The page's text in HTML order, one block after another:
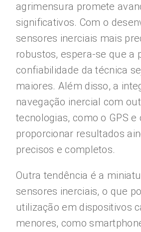
agrimensura promete
significativos. Com o
sensores inerciais mais
robustos, espera-se que a
confiabilidade da técnica
maiores. Além disso, a
navegação inercial com
tecnologias, como o GPS e
proporcionar resultados
precisos e completos.
Outra tendência é a
sensores inerciais, o que
utilização em dispositivos
menores, como